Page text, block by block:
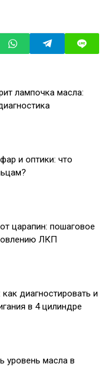
лампочка масла:
и оптики: что
царапин: пошаговое
ЛКП
диагностировать и
в 4 цилиндре
уровень масла в